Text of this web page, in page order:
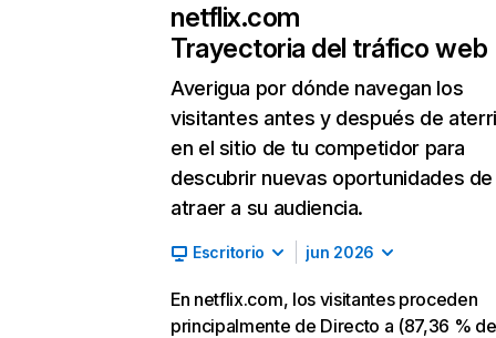
netflix.com
Trayectoria del tráfico web
Averigua por dónde navegan los
visitantes antes y después de
en el sitio de tu competidor para
descubrir nuevas oportunidades de
atraer a su audiencia.
Escritorio jun 2026
En netflix.com, los visitantes proceden
principalmente de Directo a (87,36 % de